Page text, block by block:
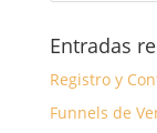
Entradas
Registro y
Funnels de